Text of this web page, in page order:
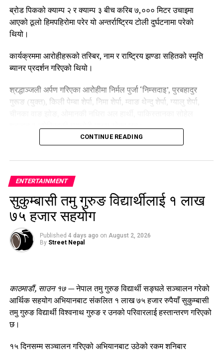
ब्रोड पिकको क्याम्प २ र क्याम्प ३ बीच करिब ७,००० मिटर उचाइमा
आएको ठूलो हिमपहिरोमा परेर यो अन्तर्राष्ट्रिय टोली दुर्घटनामा परेको
थियो।
कार्यक्रममा आरोहीहरूको तस्बिर, नाम र राष्ट्रिय झण्डा सहितको स्मृति
ब्यानर प्रदर्शन गरिएको थियो।
श्रद्धाञ्जली अर्पण गरिएका आरोहीमा निर्मल पुर्जा ‘निम्सदाइ’, पुरबहादुर
गुरूङ (युक्त), किली पेम्बा शेर्पा, निमा शेर्पा, म्वाङ थेन्दु शेर्पा, ग्यालु शेर्पा,
कार्यक्रममा किली पेम्बा शेर्पाको तस्बिरमा खादा अर्पण गर्दै दीप प्रज्ज्वलन
गरी श्रद्धाञ्जली व्यक्त गरिएको थियो।
कार्यक्रमको आयोजना नेपाल नेसनल माउन्टेन गाइड एसोसिएसन, नेपाल
क्लाइम्बिङ स्पोर्ट एसोसिएसन (काठमाडौं उपत्यका विशेष समिति), माउन्ट
एभरेस्ट समिटर्स क्लब रोल्वालिङ–दोलखा र एभरेस्ट समिटियर्स
एसोसिएसनले संयुक्त रूपमा गरेका हुन्।
CONTINUE READING
ENTERTAINMENT
सुकुम्बासी तमु गुरुङ विद्यार्थीलाई १ लाख
७५ हजार सहयोग
Published 4 days ago on August 2, 2026
By Street Nepal
काठमाडौं, साउन १७ —नेपाल तमु गुरुङ विद्यार्थी सङ्घले सञ्चालन गरेको
आर्थिक सहयोग अभियानबाट संकलित १ लाख ७५ हजार रुपैयाँ सुकुम्बासी
तमु गुरुङ विद्यार्थी विश्वनाथ गुरुङ र उनको परिवारलाई हस्तान्तरण गरिएको
छ।
१५ दिनसम्म सञ्चालन गरिएको अभियानबाट उठेको रकम शनिबार